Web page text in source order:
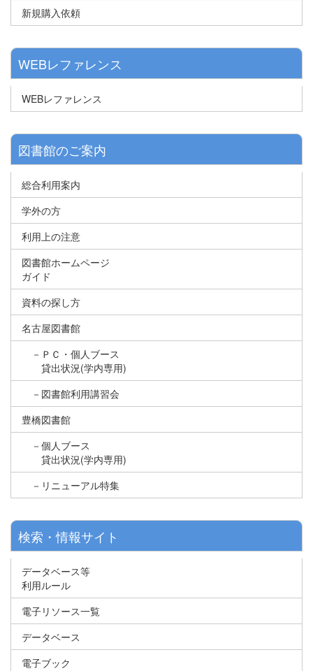
新規購入依頼
WEBレファレンス
WEBレファレンス
図書館のご案内
総合利用案内
学外の方
利用上の注意
図書館ホームページ
ガイド
資料の探し方
名古屋図書館
－ＰＣ・個人ブース
貸出状況(学内専用)
－図書館利用講習会
豊橋図書館
－個人ブース
貸出状況(学内専用)
－リニューアル特集
検索・情報サイト
データベース等
利用ルール
電子リソース一覧
データベース
電子ブック